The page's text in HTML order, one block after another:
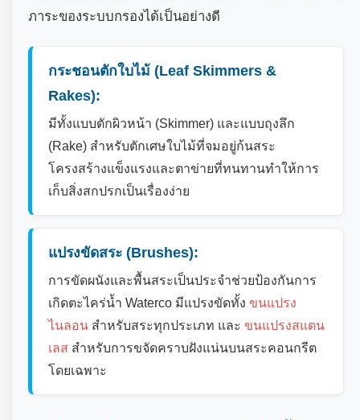
ภาระของระบบกรองได้เป็นอย่างดี
กระชอนตักใบไม้ (Leaf Skimmers &
Rakes):
มีทั้งแบบตักผิวหน้า (Skimmer) และแบบถุงลึก
(Rake) สำหรับตักเศษใบไม้ที่จมอยู่ก้นสระ
โครงสร้างแข็งแรงและตาข่ายที่ทนทานทำให้การ
เก็บสิ่งสกปรกเป็นเรื่องง่าย
แปรงขัดสระ (Brushes):
การขัดผนังและพื้นสระเป็นประจำช่วยป้องกันการ
เกิดตะไคร่น้ำ Waterco มีแปรงขัดทั้ง ขนแปรง
ไนลอน สำหรับสระทุกประเภท และ ขนแปรงสแตน
เลส สำหรับการขจัดคราบฝังแน่นบนสระคอนกรีต
โดยเฉพาะ